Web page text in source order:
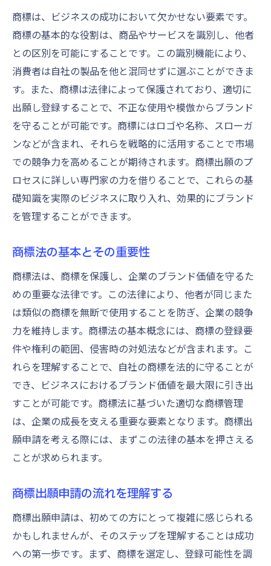
商標専門家を選ぶ際のポイント
専門家の意見を活用するメリット
商標手続きでの専門家の役割
専門家とのコミュニケーションの取り方
商標出願での専門家の費用対効果
商標審査を見据えた準備と留意点
商標審査の流れを理解する
審査で注目されるポイント
商標審査に向けた資料準備
審査での異議申し立ての対応法
商標審査のタイムラインと重要性
商標登録の成功を確実にするための戦略
商標登録の成功事例から学ぶ
商標登録成功のカギとなる戦略
登録後の商標管理のポイント
商標登録後のマーケティング活用法
登録商標の更新と維持方法
商標登録におけるリスク管理
商標でブランドを守りビジネスを強固にする方
法
商標を活用したブランド構築法
ブランド保護のための商標戦略
商標を使ったブランド認知の拡大
ブランド価値を高める商標利用
商標とビジネス成長の関連性
商標は、ビジネスの成功において欠かせない要素です。
商標の基本的な役割は、商品やサービスを識別し、他者
との区別を可能にすることです。この識別機能により、
消費者は自社の製品を他と混同せずに選ぶことができま
す。また、商標は法律によって保護されており、適切に
出願し登録することで、不正な使用や模倣からブランド
を守ることが可能です。商標にはロゴや名称、スローガ
ンなどが含まれ、それらを戦略的に活用することで市場
での競争力を高めることが期待されます。商標出願のプ
ロセスに詳しい専門家の力を借りることで、これらの基
礎知識を実際のビジネスに取り入れ、効果的にブランド
を管理することができます。
商標法の基本とその重要性
商標法は、商標を保護し、企業のブランド価値を守るた
めの重要な法律です。この法律により、他者が同じまた
は類似の商標を無断で使用することを防ぎ、企業の競争
力を維持します。商標法の基本概念には、商標の登録要
件や権利の範囲、侵害時の対処法などが含まれます。こ
れらを理解することで、自社の商標を法的に守ることが
でき、ビジネスにおけるブランド価値を最大限に引き出
すことが可能です。商標法に基づいた適切な商標管理
は、企業の成長を支える重要な要素となります。商標出
願申請を考える際には、まずこの法律の基本を押さえる
ことが求められます。
商標出願申請の流れを理解する
商標出願申請は、初めての方にとって複雑に感じられる
かもしれませんが、そのステップを理解することは成功
への第一歩です。まず、商標を選定し、登録可能性を調